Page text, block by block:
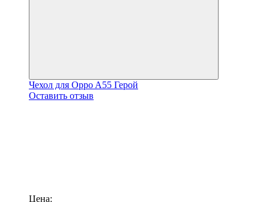
Чехол для Oppo A55 Герой
Оставить отзыв
Цена: